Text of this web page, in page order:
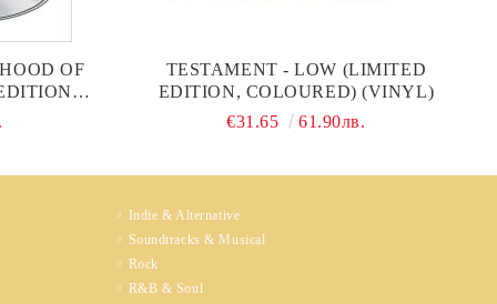
OF
TESTAMENT - LOW (LIMITED
EDITION, COLOURED) (VINYL)
€31.65
61.90лв.
Indie & Alternative
Soundtracks & Musical
Rock
R&B & Soul